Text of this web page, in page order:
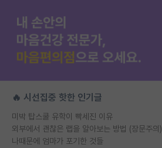
🔥 시선집중 핫한 인기글
미박 탑스쿨 유학이 빡세진 이유
외부에서 괜찮은 랩을 알아보는 방법 (장문주의)
나때문에 엄마가 포기한 것들